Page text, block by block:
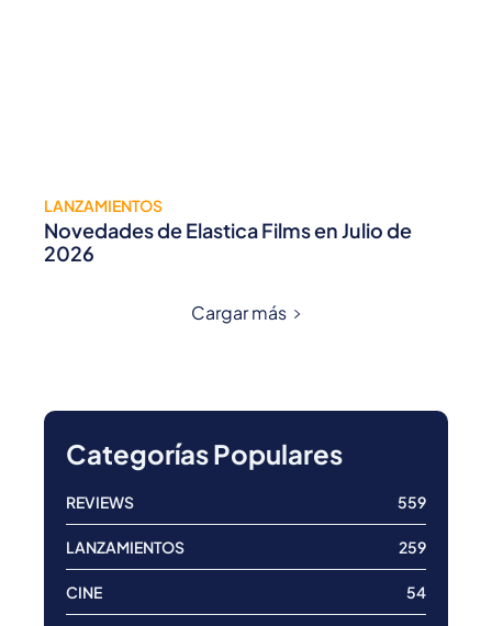
LANZAMIENTOS
Novedades de Elastica Films en Julio de
2026
Cargar más
Categorías Populares
REVIEWS 559
LANZAMIENTOS 259
CINE 54